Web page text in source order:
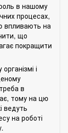
в нашому
процесах,
впливають на
що
покращити
і
в
тому на цю
ведуть
на роботі